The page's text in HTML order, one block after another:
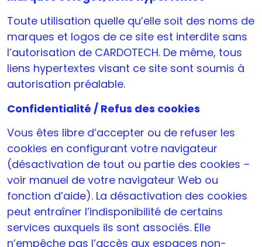
Toute utilisation quelle qu’elle soit des noms de
marques et logos de ce site est interdite sans
l’autorisation de CARDOTECH. De même, tous
liens hypertextes visant ce site sont soumis à
autorisation préalable.
Confidentialité / Refus des cookies
Vous êtes libre d’accepter ou de refuser les
cookies en configurant votre navigateur
(désactivation de tout ou partie des cookies –
voir manuel de votre navigateur Web ou
fonction d’aide). La désactivation des cookies
peut entraîner l’indisponibilité de certains
services auxquels ils sont associés. Elle
n’empêche pas l’accès aux espaces non-